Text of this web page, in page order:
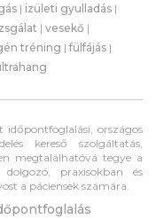
| izületi gyulladás |
| vesekő |
tréning |fülfájás |
időpontfoglalási, országos
kereső szolgáltatás,
megtalálhatóvá tegye a
dolgozó, praxisokban és
a páciensek számára.